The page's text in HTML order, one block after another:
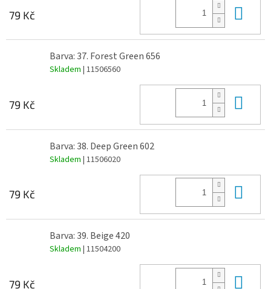
79 Kč
Barva: 37. Forest Green 656
Skladem | 11506560
79 Kč
Barva: 38. Deep Green 602
Skladem | 11506020
79 Kč
Barva: 39. Beige 420
Skladem | 11504200
79 Kč